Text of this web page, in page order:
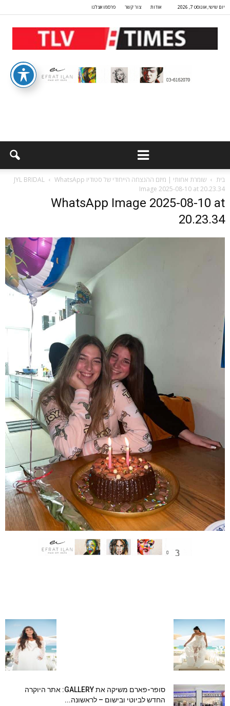
יום שישי, אוגוסט 7, 2026 אודות צור קשר פרסמו אצלנו
בית שומרת אחותי | מיזם ההנצחה הייחודי של סטודיו JYL BRIDAL WhatsApp
Image 2025-08-10 at 20.23.34
WhatsApp Image 2025-08-10 at
20.23.34
סופר-פארם משיקה את GALLERY: אתר היוקרה
החדש לביוטי ובישום – לראשונה...